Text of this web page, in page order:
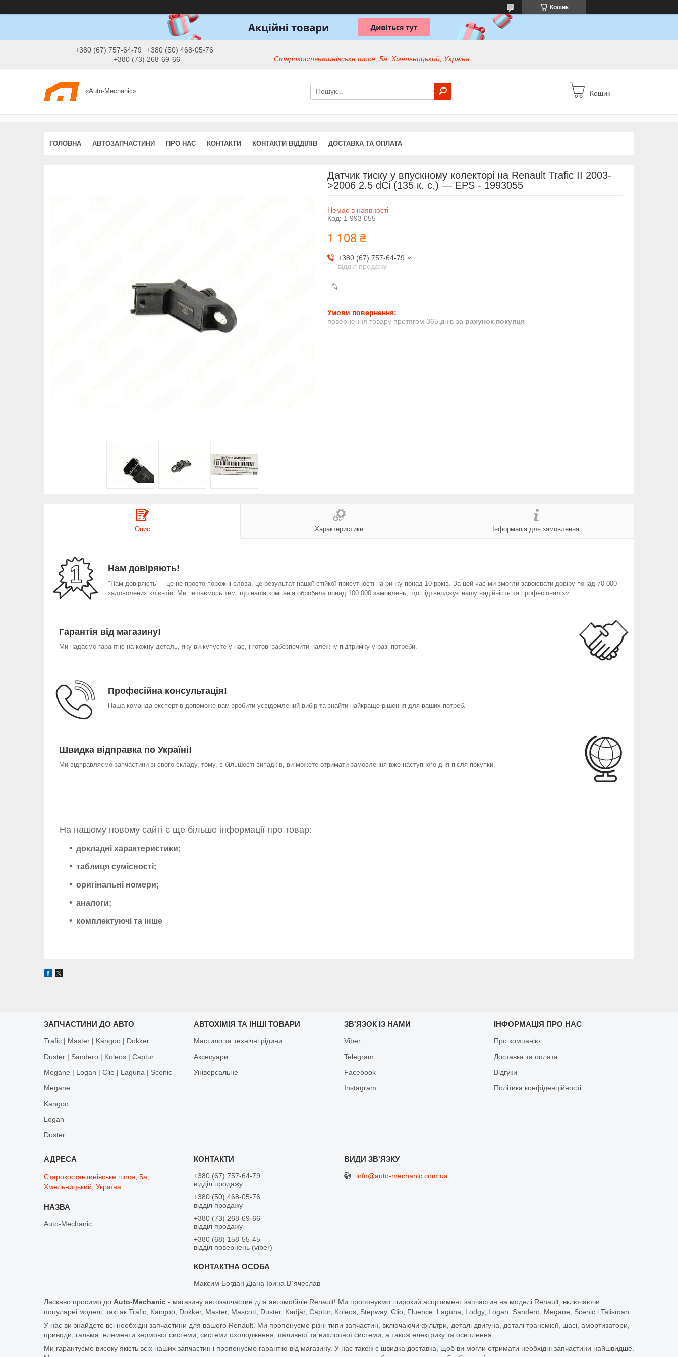
Кошик
+380 (67) 757-64-79
+380 (50) 468-05-76
+380 (73) 268-69-66
Старокостянтинівське шосе, 5а, Хмельницький, Україна
«Auto-Mechanic» Кошик
ГОЛОВНА АВТОЗАПЧАСТИНИ ПРО НАС КОНТАКТИ КОНТАКТИ ВІДДІЛІВ ДОСТАВКА ТА ОПЛАТА
Датчик тиску у впускному колекторі на Renault Trafic II 2003-
>2006 2.5 dCi (135 к. с.) — EPS - 1993055
Немає в наявності
Код: 1 993 055
1 108 ₴
+380 (67) 757-64-79
відділ продажу
повернення товару протягом 365 днів за рахунок покупця
Опис Характеристики Інформація для замовлення
Нам довіряють!
"Нам довіряють" – це не просто порожні слова, це результат нашої стійкої присутності на ринку понад 10 років. За цей час ми змогли завоювати довіру понад 70 000
задоволених клієнтів. Ми пишаємось тим, що наша компанія обробила понад 100 000 замовлень, що підтверджує нашу надійність та професіоналізм.
Гарантія від магазину!
Ми надаємо гарантію на кожну деталь, яку ви купуєте у нас, і готові забезпечити належну підтримку у разі потреби.
Професійна консультація!
Наша команда експертів допоможе вам зробити усвідомлений вибір та знайти найкраще рішення для ваших потреб.
Швидка відправка по Україні!
Ми відправляємо запчастини зі свого складу, тому, в більшості випадків, ви можете отримати замовлення вже наступного дня після покупки.
На нашому новому сайті є ще більше інформації про товар:
докладні характеристики;
таблиця сумісності;
оригінальні номери;
аналоги;
комплектуючі та інше
ЗАПЧАСТИНИ ДО АВТО
Trafic | Master | Kangoo | Dokker
Duster | Sandero | Koleos | Captur
Megane | Logan | Clio | Laguna | Scenic
Megane
Kangoo
Logan
Duster
АВТОХІМІЯ ТА ІНШІ ТОВАРИ
Мастило та технічні рідини
Аксесуари
Універсальне
ЗВ'ЯЗОК ІЗ НАМИ
Viber
Telegram
Facebook
Іnstagram
ІНФОРМАЦІЯ ПРО НАС
Про компанію
Доставка та оплата
Відгуки
Політика конфіденційності
Старокостянтинівське шосе, 5а,
Хмельницький, Україна
Auto-Mechanic
+380 (67) 757-64-79
відділ продажу
+380 (50) 468-05-76
відділ продажу
+380 (73) 268-69-66
відділ продажу
+380 (68) 158-55-45
відділ повернень (viber)
Максим Богдан Діана Ірина В`ячеслав
info@auto-mechanic.com.ua
Ласкаво просимо до Auto-Mechanic - магазину автозапчастин для автомобілів Renault! Ми пропонуємо широкий асортимент запчастин на моделі Renault, включаючи
популярні моделі, такі як Trafic, Kangoo, Dokker, Master, Mascott, Duster, Kadjar, Captur, Koleos, Stepway, Clio, Fluence, Laguna, Lodgy, Logan, Sandero, Megane, Scenic і Talisman.
У нас ви знайдете всі необхідні запчастини для вашого Renault. Ми пропонуємо різні типи запчастин, включаючи фільтри, деталі двигуна, деталі трансмісії, шасі, амортизатори,
приводи, гальма, елементи кермової системи, системи охолодження, паливної та вихлопної системи, а також електрику та освітлення.
Ми гарантуємо високу якість всіх наших запчастин і пропонуємо гарантію від магазину. У нас також є швидка доставка, щоб ви могли отримати необхідні запчастини найшвидше.